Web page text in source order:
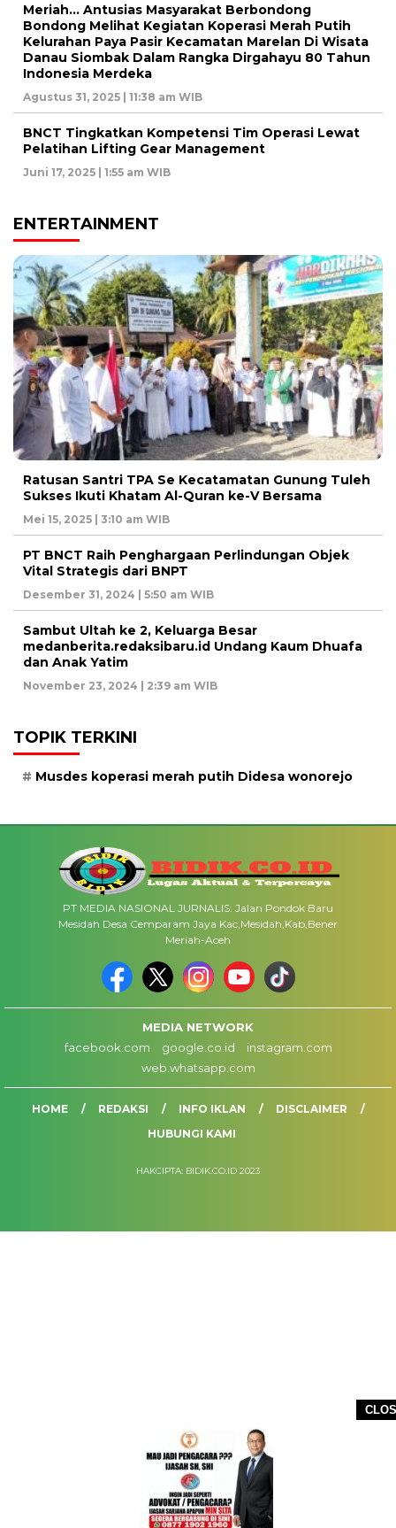
Meriah… Antusias Masyarakat Berbondong
Bondong Melihat Kegiatan Koperasi Merah Putih
Kelurahan Paya Pasir Kecamatan Marelan Di Wisata
Danau Siombak Dalam Rangka Dirgahayu 80 Tahun
Indonesia Merdeka
Agustus 31, 2025 | 11:38 am WIB
BNCT Tingkatkan Kompetensi Tim Operasi Lewat
Pelatihan Lifting Gear Management
Juni 17, 2025 | 1:55 am WIB
ENTERTAINMENT
Ratusan Santri TPA Se Kecatamatan Gunung Tuleh
Sukses Ikuti Khatam Al-Quran ke-V Bersama
Mei 15, 2025 | 3:10 am WIB
PT BNCT Raih Penghargaan Perlindungan Objek
Vital Strategis dari BNPT
Desember 31, 2024 | 5:50 am WIB
Sambut Ultah ke 2, Keluarga Besar
medanberita.redaksibaru.id Undang Kaum Dhuafa
dan Anak Yatim
November 23, 2024 | 2:39 am WIB
TOPIK TERKINI
Musdes koperasi merah putih Didesa wonorejo
PT MEDIA NASIONAL JURNALIS: Jalan Pondok Baru
Mesidah Desa Cemparam Jaya Kac,Mesidah,Kab,Bener
Meriah-Aceh
MEDIA NETWORK
facebook.com
google.co.id
instagram.com
web.whatsapp.com
HOME REDAKSI INFO IKLAN
DISCLAIMER
HUBUNGI KAMI
HAKCIPTA: BIDIK.CO.ID 2023